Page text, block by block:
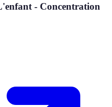
- Concentration